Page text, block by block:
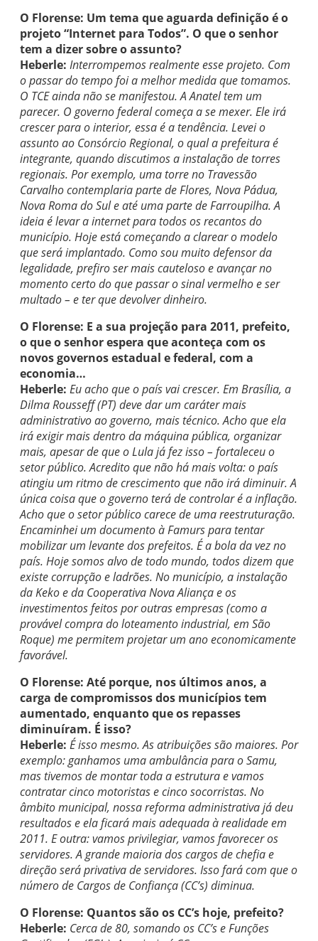
O Florense: Um tema que aguarda definição é o
projeto “Internet para Todos”. O que o senhor
tem a dizer sobre o assunto?
Heberle: Interrompemos realmente esse projeto. Com
o passar do tempo foi a melhor medida que tomamos.
O TCE ainda não se manifestou. A Anatel tem um
parecer. O governo federal começa a se mexer. Ele irá
crescer para o interior, essa é a tendência. Levei o
assunto ao Consórcio Regional, o qual a prefeitura é
integrante, quando discutimos a instalação de torres
regionais. Por exemplo, uma torre no Travessão
Carvalho contemplaria parte de Flores, Nova Pádua,
Nova Roma do Sul e até uma parte de Farroupilha. A
ideia é levar a internet para todos os recantos do
município. Hoje está começando a clarear o modelo
que será implantado. Como sou muito defensor da
legalidade, prefiro ser mais cauteloso e avançar no
momento certo do que passar o sinal vermelho e ser
multado – e ter que devolver dinheiro.
O Florense: E a sua projeção para 2011, prefeito,
o que o senhor espera que aconteça com os
novos governos estadual e federal, com a
economia…
Heberle: Eu acho que o país vai crescer. Em Brasília, a
Dilma Rousseff (PT) deve dar um caráter mais
administrativo ao governo, mais técnico. Acho que ela
irá exigir mais dentro da máquina pública, organizar
mais, apesar de que o Lula já fez isso – fortaleceu o
setor público. Acredito que não há mais volta: o país
atingiu um ritmo de crescimento que não irá diminuir. A
única coisa que o governo terá de controlar é a inflação.
Acho que o setor público carece de uma reestruturação.
Encaminhei um documento à Famurs para tentar
mobilizar um levante dos prefeitos. É a bola da vez no
país. Hoje somos alvo de todo mundo, todos dizem que
existe corrupção e ladrões. No município, a instalação
da Keko e da Cooperativa Nova Aliança e os
investimentos feitos por outras empresas (como a
provável compra do loteamento industrial, em São
Roque) me permitem projetar um ano economicamente
favorável.
O Florense: Até porque, nos últimos anos, a
carga de compromissos dos municípios tem
aumentado, enquanto que os repasses
diminuíram. É isso?
Heberle: É isso mesmo. As atribuições são maiores. Por
exemplo: ganhamos uma ambulância para o Samu,
mas tivemos de montar toda a estrutura e vamos
contratar cinco motoristas e cinco socorristas. No
âmbito municipal, nossa reforma administrativa já deu
resultados e ela ficará mais adequada à realidade em
2011. E outra: vamos privilegiar, vamos favorecer os
servidores. A grande maioria dos cargos de chefia e
direção será privativa de servidores. Isso fará com que o
número de Cargos de Confiança (CC’s) diminua.
O Florense: Quantos são os CC’s hoje, prefeito?
Heberle: Cerca de 80, somando os CC’s e Funções